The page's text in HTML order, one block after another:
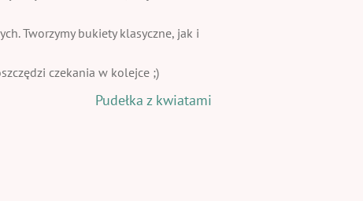
Tworzymy bukiety klasyczne, jak i
czekania w kolejce ;)
Pudełka z kwiatami